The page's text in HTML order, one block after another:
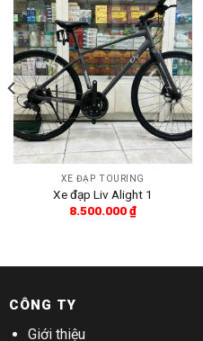
XE ĐẠP TOURING
Xe đạp Liv Alight 1
8.500.000₫
CÔNG TY
Giới thiệu